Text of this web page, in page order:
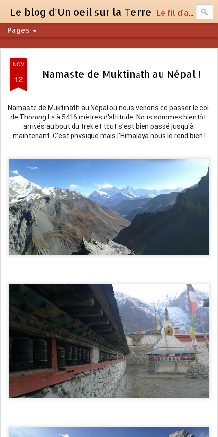
Le blog d'Un oeil sur la Terre Le fil d'actualité du site unoeilsurlaterre.com
Pages
NOV
12 Namaste de Muktināth au Népal !
Namaste de Muktināth au Népal où nous venons de passer le col
de Thorong La à 5416 mètres d'altitude. Nous sommes bientôt
arrivés au bout du trek et tout s'est bien passé jusqu'à
maintenant. C'est physique mais l'Himalaya nous le rend bien !